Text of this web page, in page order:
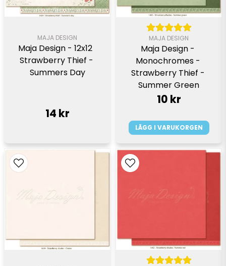
MAJA DESIGN
Maja Design - 12x12
Strawberry Thief -
Summers Day
14 kr
MAJA DESIGN
Maja Design -
Monochromes -
Strawberry Thief -
Summer Green
10 kr
LÄGG I VARUKORGEN